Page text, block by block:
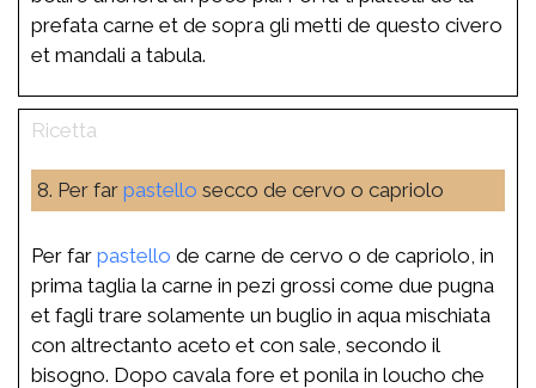
prefata carne et de sopra gli metti de questo civero
et mandali a tabula.
8. Per far pastello secco de cervo o capriolo
Per far pastello de carne de cervo o de capriolo, in
prima taglia la carne in pezi grossi come due pugna
et fagli trare solamente un buglio in aqua mischiata
con altrectanto aceto et con sale, secondo il
bisogno. Dopo cavala fore et ponila in loucho che